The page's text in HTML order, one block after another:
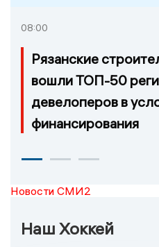
08:00
Рязанские
вошли ТОП-50
девелоперов в
финансирования
Новости СМИ2
Наш Хоккей